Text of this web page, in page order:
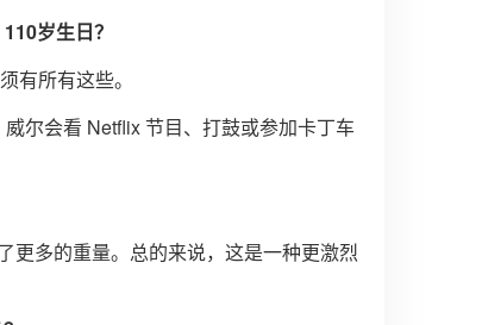
岁生日？
有所有这些。
尔会看 Netflix 节目、打鼓或参加卡丁车
更多的重量。总的来说，这是一种更激烈